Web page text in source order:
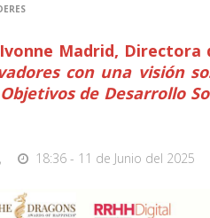
Madrid, Directora
con una visión
de Desarrollo
, 18:36 - 11 de Junio del 2025